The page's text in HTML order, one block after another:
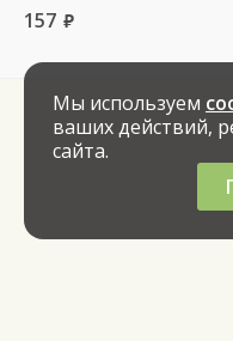
157 руб.
Мы используем
ваших действий,
сайта.